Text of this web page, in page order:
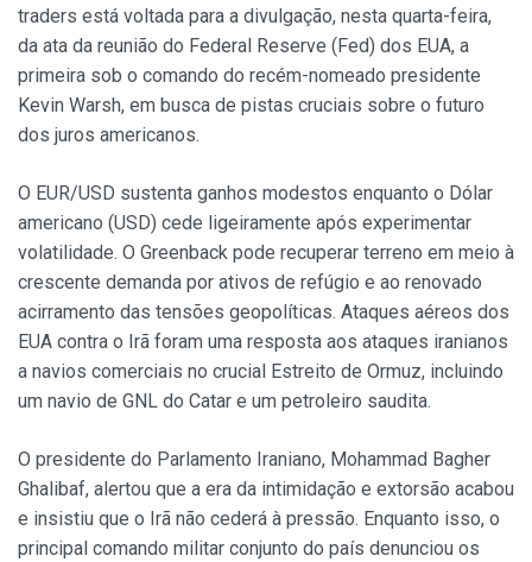
traders está voltada para a divulgação, nesta quarta-feira,
da ata da reunião do Federal Reserve (Fed) dos EUA, a
primeira sob o comando do recém-nomeado presidente
Kevin Warsh, em busca de pistas cruciais sobre o futuro
dos juros americanos.
O EUR/USD sustenta ganhos modestos enquanto o Dólar
americano (USD) cede ligeiramente após experimentar
volatilidade. O Greenback pode recuperar terreno em meio à
crescente demanda por ativos de refúgio e ao renovado
acirramento das tensões geopolíticas. Ataques aéreos dos
EUA contra o Irã foram uma resposta aos ataques iranianos
a navios comerciais no crucial Estreito de Ormuz, incluindo
um navio de GNL do Catar e um petroleiro saudita.
O presidente do Parlamento Iraniano, Mohammad Bagher
Ghalibaf, alertou que a era da intimidação e extorsão acabou
e insistiu que o Irã não cederá à pressão. Enquanto isso, o
principal comando militar conjunto do país denunciou os